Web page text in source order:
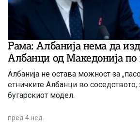
Рама: Албанија нема да
Албанци од Македонија по
Албанија не остава можност за
етничките Албанци во соседството,
бугарскиот модел.
пред 4 нед.